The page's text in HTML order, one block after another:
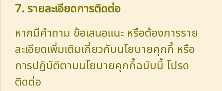
7. รายละเอียดการติดต่อ
หากมีคำถาม ข้อเสนอแนะ หรือต้องการราย
ละเอียดเพิ่มเติมเกี่ยวกับนโยบายคุกกี้ หรือ
การปฏิบัติตามนโยบายคุกกี้ฉบับนี้ โปรด
ติดต่อ